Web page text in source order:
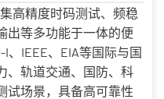
高精度时码测试、频稳
出等多功能于一体的便
、IEEE、EIA等国际与国
、轨道交通、国防、科
试场景，具备高可靠性